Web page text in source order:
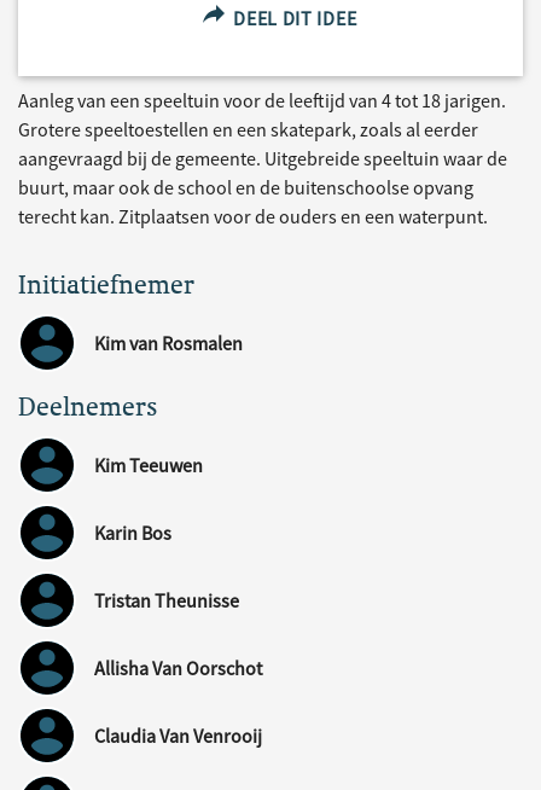
DEEL DIT IDEE
Aanleg van een speeltuin voor de leeftijd van 4 tot 18 jarigen.
Grotere speeltoestellen en een skatepark, zoals al eerder
aangevraagd bij de gemeente. Uitgebreide speeltuin waar de
buurt, maar ook de school en de buitenschoolse opvang
terecht kan. Zitplaatsen voor de ouders en een waterpunt.
Initiatiefnemer
Kim van Rosmalen
Deelnemers
Kim Teeuwen
Karin Bos
Tristan Theunisse
Allisha Van Oorschot
Claudia Van Venrooij